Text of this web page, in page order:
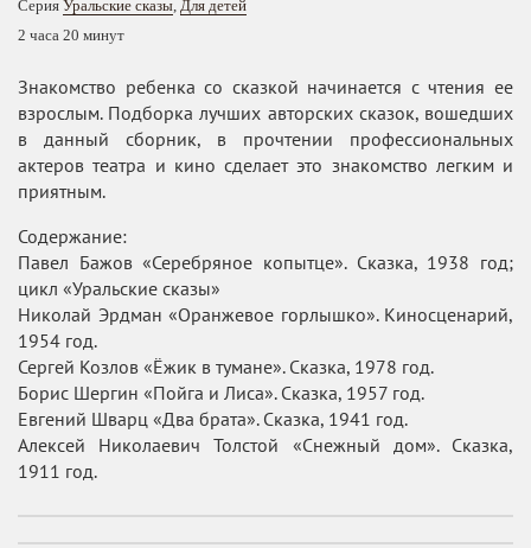
Серия Уральские сказы, Для детей
2 часа 20 минут
Знакомство ребенка со сказкой начинается с чтения ее
взрослым. Подборка лучших авторских сказок, вошедших
в данный сборник, в прочтении профессиональных
актеров театра и кино сделает это знакомство легким и
приятным.
Содержание:
Павел Бажов «Серебряное копытце». Сказка, 1938 год;
цикл «Уральские сказы»
Николай Эрдман «Оранжевое горлышко». Киносценарий,
1954 год.
Сергей Козлов «Ёжик в тумане». Сказка, 1978 год.
Борис Шергин «Пойга и Лиса». Сказка, 1957 год.
Евгений Шварц «Два брата». Сказка, 1941 год.
Алексей Николаевич Толстой «Снежный дом». Сказка,
1911 год.